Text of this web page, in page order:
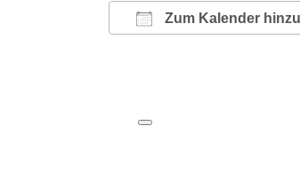
Zum Kalender